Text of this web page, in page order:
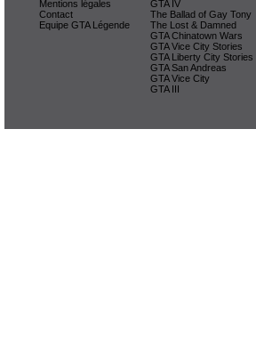
Mentions légales
Contact
Equipe GTA Légende
GTA IV
The Ballad of Gay Tony
The Lost & Damned
GTA Chinatown Wars
GTA Vice City Stories
GTA Liberty City Stories
GTA San Andreas
GTA Vice City
GTA III